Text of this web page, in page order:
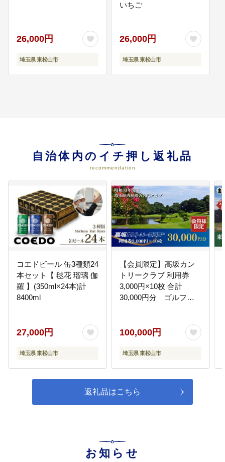
健やか 生きがい【こども 高齢者】
第六次東松山市総合計画に掲げる
に関連する事業で、こどもや高齢
に関連する事業で、教育の充実に
役立てます。
09
ノーベル物理学賞梶田隆章基金
理科教育に対する興味の高揚、科
学の理論及び応用の研究に対する
支援、科学をはじめとする学習拠
点の整備などに役立てます。
26,000円
埼玉県 東松山市
いちご
26,000円
埼玉県 東松山市
自治体内のイチ押し返礼品
recommendation
コエドビール 缶3種類24
本セット【 毬花 瑠璃 伽
羅 】(350ml×24本)計
8400ml
27,000円
埼玉県 東松山市
【会員限定】高坂カン
トリークラブ 利用券
3,000円×10枚 合計
30,000円分 ゴルフ場
100,000円
埼玉県 東松山市
返礼品はこちら
お知らせ